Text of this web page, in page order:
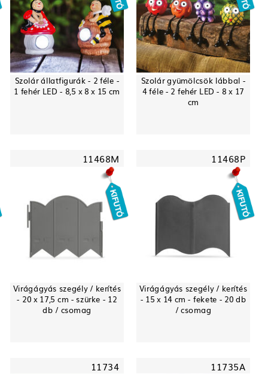
Szolár állatfigurák - 2 féle -
1 fehér LED - 8,5 x 8 x 15 cm
Szolár gyümölcsök lábbal -
4 féle - 2 fehér LED - 8 x 17
cm
11468M
Virágágyás szegély / kerítés
- 20 x 17,5 cm - szürke - 12
db / csomag
11468P
Virágágyás szegély / kerítés
- 15 x 14 cm - fekete - 20 db
/ csomag
11734 11735A